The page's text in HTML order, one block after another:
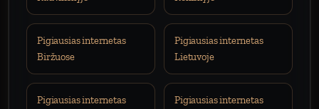
Pigiausias internetas
Biržuose
Pigiausias internetas
Lietuvoje
Pigiausias internetas
Pigiausias internetas